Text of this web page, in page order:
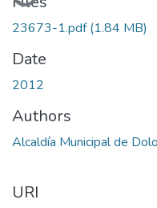
23673-1.pdf(1.84 MB)
Date
2012
Authors
Alcaldía Municipal de
URI